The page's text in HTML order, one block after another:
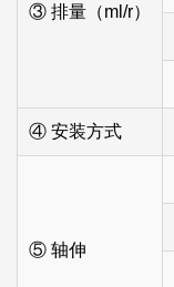
械、锻造机械、工
③ 排量（ml/r）
④ 安装方式
⑤ 轴伸